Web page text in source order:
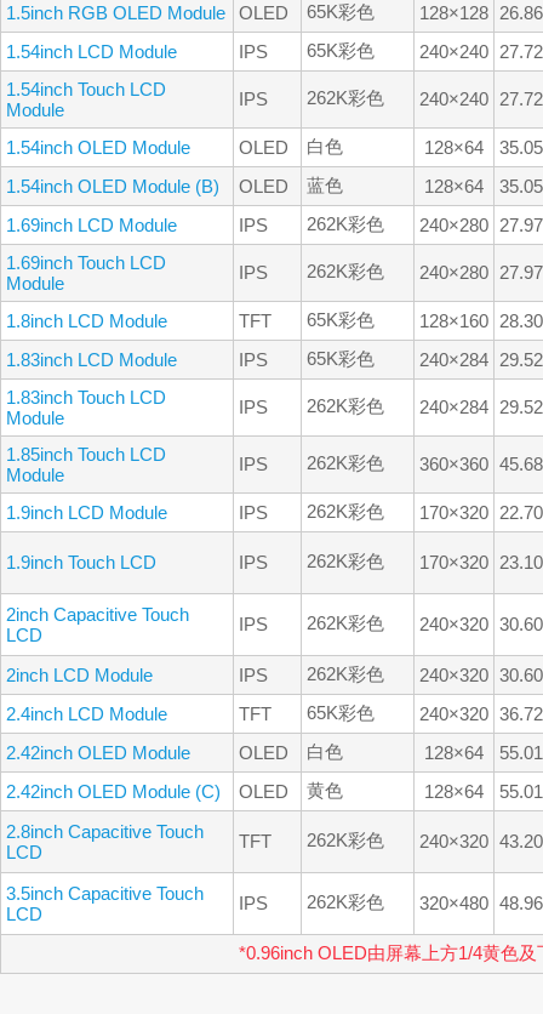
1.5inch RGB OLED Module
OLED 65K彩色 128×128
1.54inch LCD Module
IPS 65K彩色 240×240
1.54inch Touch LCD
Module
IPS 262K彩色 240×240
1.54inch OLED Module OLED 白色 128×64
1.54inch OLED Module (B)
OLED 蓝色 128×64
1.69inch LCD Module
IPS 262K彩色 240×280
1.69inch Touch LCD
Module
IPS 262K彩色 240×280
1.8inch LCD Module TFT 65K彩色 128×160
1.83inch LCD Module
IPS 65K彩色 240×284
1.83inch Touch LCD
Module
IPS 262K彩色 240×284
1.85inch Touch LCD
Module
IPS 262K彩色 360×360
1.9inch LCD Module IPS 262K彩色 170×320
1.9inch Touch LCD IPS 262K彩色 170×320
2inch Capacitive Touch
LCD
IPS 262K彩色 240×320
2inch LCD Module IPS 262K彩色 240×320
2.4inch LCD Module
TFT 65K彩色 240×320
2.42inch OLED Module
OLED 白色 128×64
2.42inch OLED Module (C)
OLED 黄色 128×64
2.8inch Capacitive Touch
LCD
TFT 262K彩色 240×320
3.5inch Capacitive Touch
LCD
IPS 262K彩色 320×480
*0.96inch OLED由屏幕上方1/4黄色